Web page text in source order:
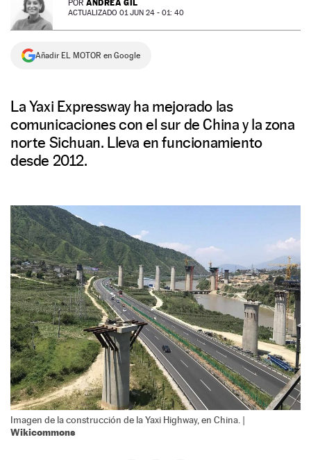
NEWSLETTER
SÍGUENOS
POR ANDREA GIL
ACTUALIZADO 01 JUN 24 - 01: 40
Añadir EL MOTOR en Google
La Yaxi Expressway ha mejorado las
comunicaciones con el sur de China y la zona
norte Sichuan. Lleva en funcionamiento
desde 2012.
Imagen de la construcción de la Yaxi Highway, en China. |
Wikicommons